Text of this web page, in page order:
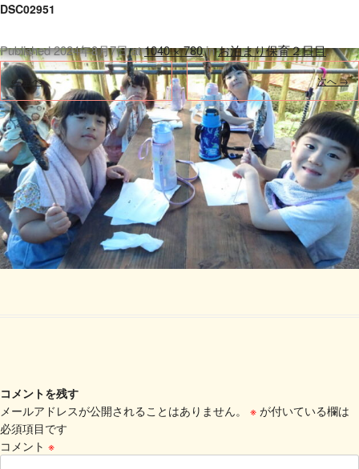
DSC02951
Published2024年8月7日at1040 × 780inお泊まり保育２日目.
← 前へ 次へ →
コメントを残す
メールアドレスが公開されることはありません。
※ が付いている欄は
必須項目です
コメント ※